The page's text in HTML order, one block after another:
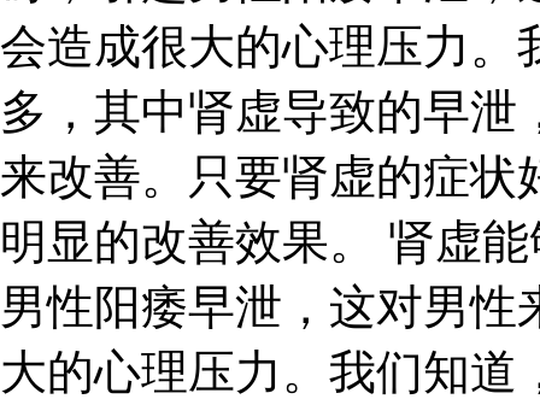
会造成很大的心理压力。
多，其中肾虚导致的早
来改善。只要肾虚的症状
明显的改善效果。 肾虚
男性阳痿早泄，这对男
大的心理压力。我们知